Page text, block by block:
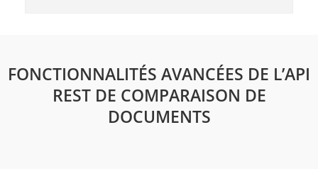
FONCTIONNALITÉS AVANCÉES DE L’API
REST DE COMPARAISON DE
DOCUMENTS